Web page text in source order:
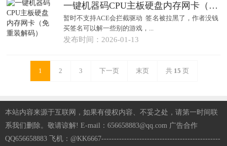
一键机器码CPU主板硬盘内存网卡（免重装解码）
暂时不支持ACE会拦截驱动 签名被拉黑了，作者没钱
买签名可以解一些别的游戏，...
发布时间：2026-01-13
1 2 3 下一页 末页 共 15 页
本站内容来源于互联网，如果有侵权内容、不妥之处，请第一时间联
系我们删除。敬请谅解! E-mail：656658883@qq.com 广告合作
QQ656658883 飞机：@KK6667-----------------------------------------------